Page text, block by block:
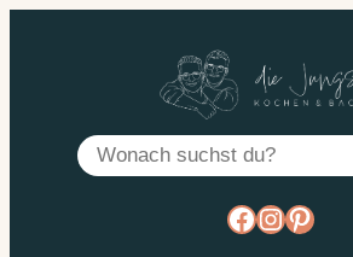
Suchen
https://
https://